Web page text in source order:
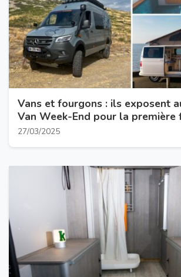
Vans et fourgons : ils exposent
Van Week-End pour la première
27/03/2025